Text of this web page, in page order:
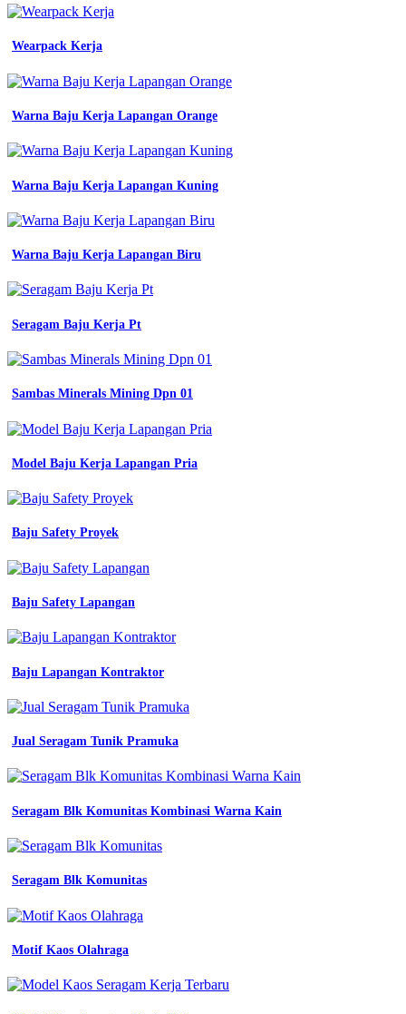
Pdh
Kaos
Murah
Saran
Pdh
-
Baju
Seragam
-
Guru
-
Laboratorium
-
Pdh
-
Jas
Perawat
-
Santri
Batik
3
-
Baju
Putih
-
Batik
Mojokerto
Motif
Suruh
Foto
Ut
Jersey
Tomohon
Konveksi
Surabaya
Wearpack Kerja
Warna Baju Kerja Lapangan Orange
Warna Baju Kerja Lapangan Kuning
Warna Baju Kerja Lapangan Biru
Seragam Baju Kerja Pt
Sambas Minerals Mining Dpn 01
Model Baju Kerja Lapangan Pria
Baju Safety Proyek
Baju Safety Lapangan
Baju Lapangan Kontraktor
Jual Seragam Tunik Pramuka
Seragam Blk Komunitas Kombinasi Warna Kain
Seragam Blk Komunitas
Motif Kaos Olahraga